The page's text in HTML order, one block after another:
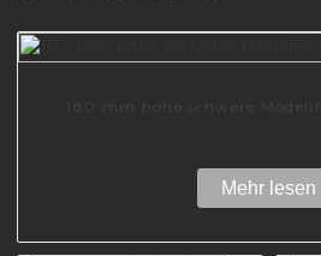
180 mm hohe schwere
Mehr lesen